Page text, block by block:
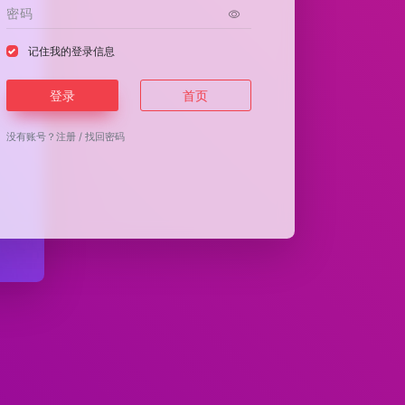
记住我的登录信息
登录 首页
没有账号？注册 /找回密码